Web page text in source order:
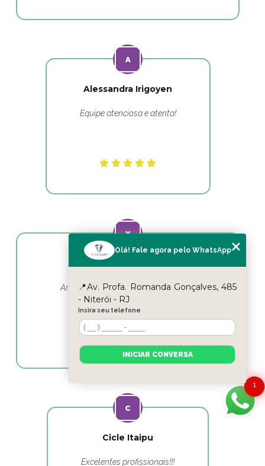
Alessandra Irigoyen
Equipe atenciosa e atenta!
Yasmin Moura
Amo esse lugar e as profissionais em
fisioterapia as melhores
Cicle Itaipu
Excelentes profissionais!!!
1
Olá! Fale agora pelo WhatsApp
📍Av. Profa. Romanda Gonçalves, 485
- Niterói - RJ
Insira seu telefone
INICIAR CONVERSA